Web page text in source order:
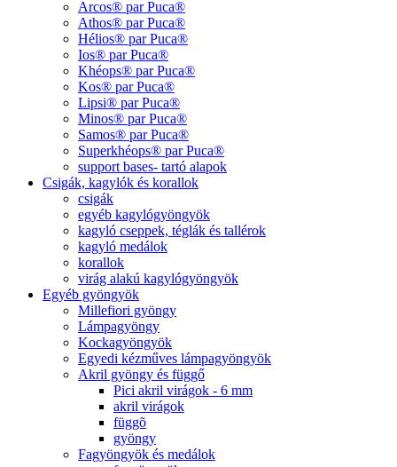
Arcos® par Puca®
Athos® par Puca®
Hélios® par Puca®
Ios® par Puca®
Khéops® par Puca®
Kos® par Puca®
Lipsi® par Puca®
Minos® par Puca®
Samos® par Puca®
Superkhéops® par Puca®
support bases- tartó alapok
Csigák, kagylók és korallok
csigák
egyéb kagylógyöngyök
kagyló cseppek, téglák és tallérok
kagyló medálok
korallok
virág alakú kagylógyöngyök
Egyéb gyöngyök
Millefiori gyöngy
Lámpagyöngy
Kockagyöngyök
Egyedi kézműves lámpagyöngyök
Akril gyöngy és függő
Pici akril virágok - 6 mm
akril virágok
függõ
gyöngy
Fagyöngyök és medálok